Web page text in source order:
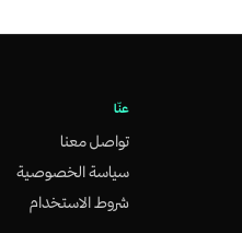
عنّا
تواصل معنا
سياسة الخصوصية
شروط الاستخدام